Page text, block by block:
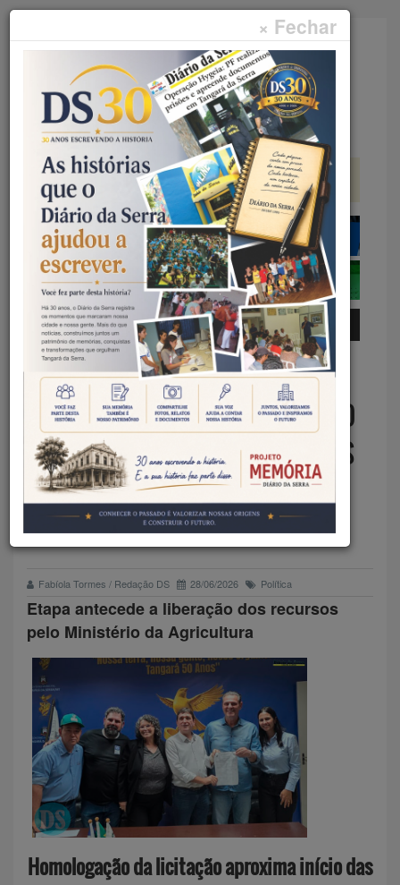
× Fechar
Faça sua pesquisa...
Menu
Início Política
TANGARÁ DA SERRA –
HOMOLOGAÇÃO DA LICITAÇÃO
APROXIMA INÍCIO DAS OBRAS
DE ASFALTAMENTO DA
ESTRADA DO ARARÃO
Fabíola Tormes / Redação DS 28/06/2026 Política
Etapa antecede a liberação dos recursos
pelo Ministério da Agricultura
Homologação da licitação aproxima início das